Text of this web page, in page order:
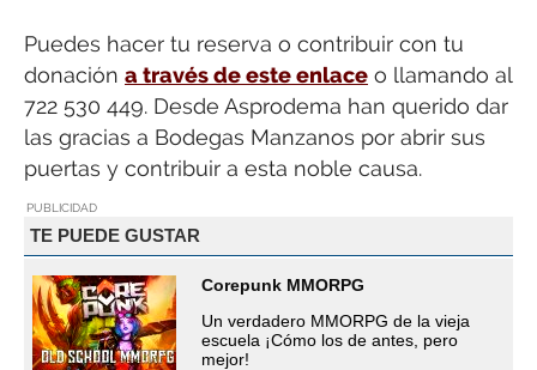
Puedes hacer tu reserva o contribuir con tu
donación a través de este enlace o llamando al
722 530 449. Desde Asprodema han querido dar
las gracias a Bodegas Manzanos por abrir sus
puertas y contribuir a esta noble causa.
PUBLICIDAD
TE PUEDE GUSTAR
Corepunk MMORPG
Un verdadero MMORPG de la vieja
escuela ¡Cómo los de antes, pero
mejor!